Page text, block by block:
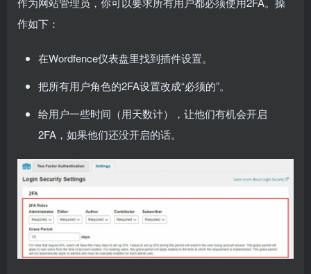
作如下：
在Wordfence仪表盘里找到插件设置。
把所有用户角色的2FA设置改成“必须的”。
给用户一些时间（用天数计），让他们有机会开启
2FA，如果他们还没开启的话。